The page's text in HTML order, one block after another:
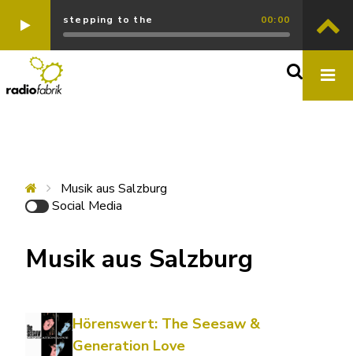
stepping to the 00:00
Musik aus Salzburg
Social Media
Musik aus Salzburg
Hörenswert: The Seesaw &
Generation Love